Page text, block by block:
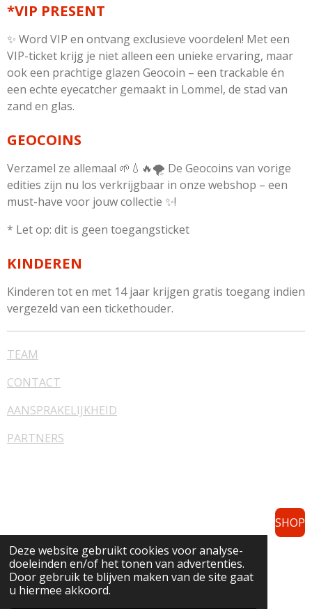
Deze website gebruikt cookies voor analyse-
doeleinden en/of het tonen van advertenties.
Door gebruik te blijven maken van de site gaat
u hiermee akkoord.
*VIP PRESENT
✨ Word VIP en ontvang exclusieve voordelen! Met een
VIP-ticket krijg je niet alleen een unieke ervaring, maar
ook een prachtige glazen Geocoin – een trackable én
een echte eyecatcher gemaakt in Lommel, de stad van
zand en glas.
GEOCOINS
Verzamel ze allemaal 🌱💧🔥🌪️ De Geocoins van vorige
edities zijn nu los verkrijgbaar in onze webshop – een
must-have voor jouw collectie ✨!
* Let op: dit is geen toegangsticket
KINDEREN
Kinderen tot en met 14 jaar krijgen gratis toegang indien
vergezeld van een tickethouder.
TEAM
CONTACT
AANSPRAKELIJKHEID
PARTNERS
SHOP
F
a
c
I
n
s